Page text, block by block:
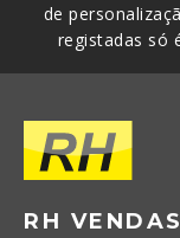
de
registadas só
RH